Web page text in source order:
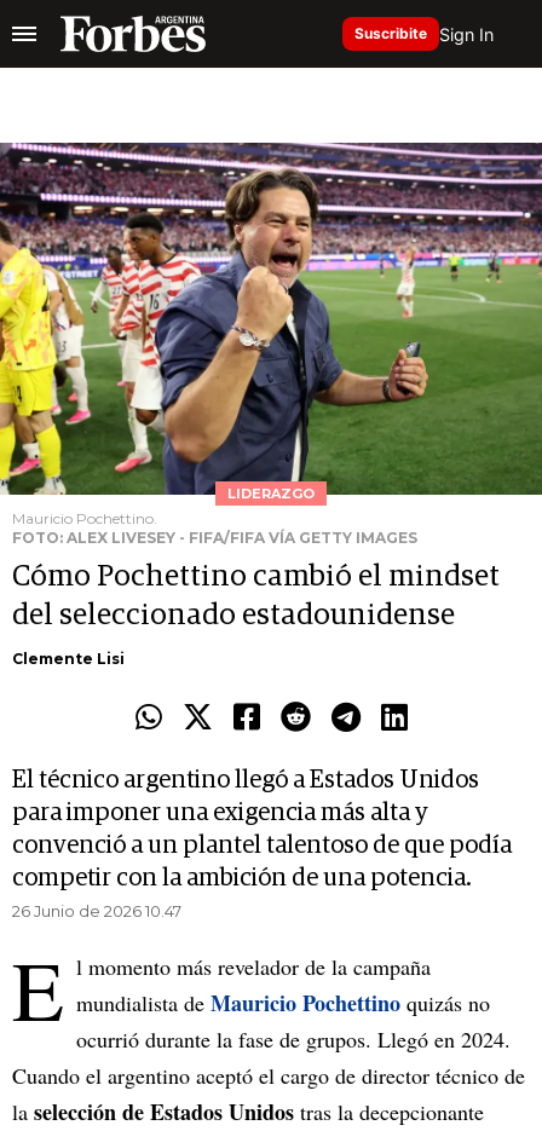
Suscribite Sign In
LIDERAZGO
Mauricio Pochettino.
FOTO: ALEX LIVESEY - FIFA/FIFA VÍA GETTY IMAGES
Cómo Pochettino cambió el mindset
del seleccionado estadounidense
Clemente Lisi
El técnico argentino llegó a Estados Unidos
para imponer una exigencia más alta y
convenció a un plantel talentoso de que podía
competir con la ambición de una potencia.
26 Junio de 2026 10.47
E l momento más revelador de la campaña
mundialista de Mauricio Pochettino quizás no
ocurrió durante la fase de grupos. Llegó en 2024.
Cuando el argentino aceptó el cargo de director técnico de
la selección de Estados Unidos tras la decepcionante